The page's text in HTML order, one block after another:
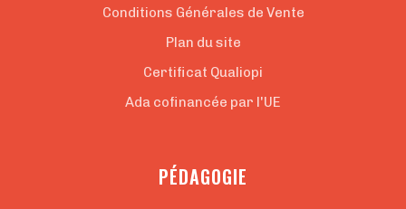
Conditions Générales de Vente
Plan du site
Certificat Qualiopi
Ada cofinancée par l'UE
PÉDAGOGIE